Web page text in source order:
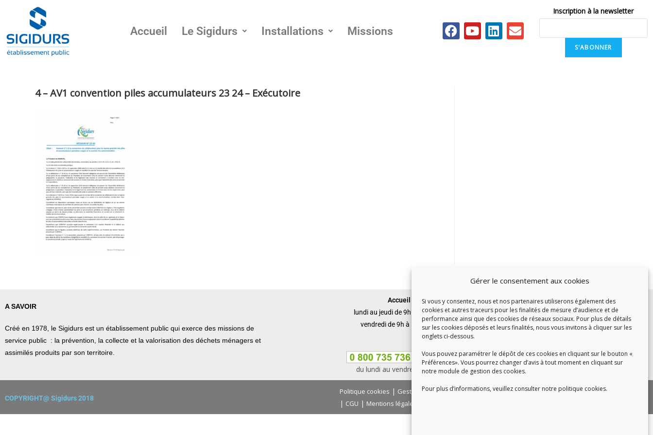
Gérer le consentement aux cookies
Si vous y consentez, nous et nos partenaires utiliserons également des
cookies et autres traceurs pour les finalités de mesure d’audience et de
performance ainsi que des cookies de réseaux sociaux. Pour plus de détails
sur les cookies déposés et leurs finalités, nous vous invitons à cliquer sur les
onglets ci-dessous.
Vous pouvez paramétrer le dépôt de ces cookies en cliquant sur le bouton «
Préférences». Vous pourrez changer d’avis à tout moment en cliquant sur
notre module de gestion des cookies.
Pour plus d’informations, veuillez consulter notre politique cookies.
Accueil Le Sigidurs Installations Missions
Inscription à la newsletter
S'ABONNER
4 – AV1 convention piles accumulateurs 23 24 – Exécutoire
A SAVOIR
Créé en 1978, le Sigidurs est un établissement public qui exerce des missions de
service public : la prévention, la collecte et la valorisation des déchets ménagers et
assimilés produits par son territoire.
Accueil du public :
lundi au jeudi de 9h à 12h et de 14h à 17h
vendredi de 9h à 12h et de 14h à 16h
du lundi au vendredi, de 8h30 à 18h30
COPYRIGHT@ Sigidurs 2018
Politique cookies | Gestion des cookies|Politique de confidentialité
| CGU | Mentions légales